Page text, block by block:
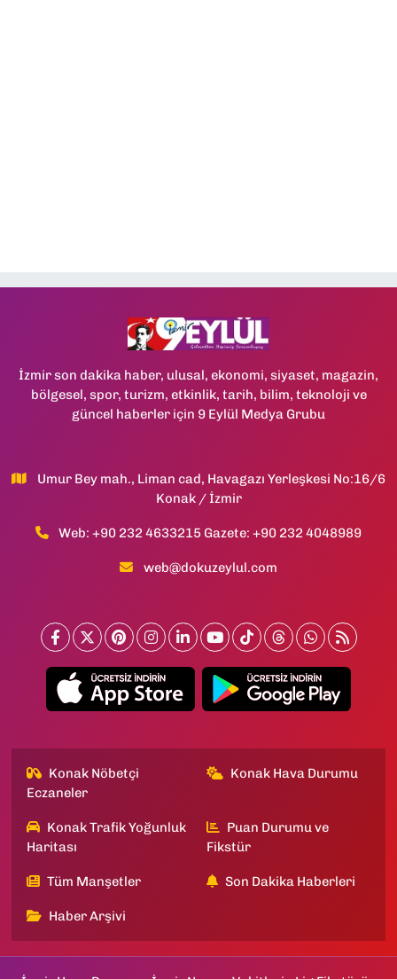
İzmir son dakika haber, ulusal, ekonomi, siyaset, magazin,
bölgesel, spor, turizm, etkinlik, tarih, bilim, teknoloji ve
güncel haberler için 9 Eylül Medya Grubu
Umur Bey mah., Liman cad, Havagazı Yerleşkesi No:16/6
Konak / İzmir
Web: +90 232 4633215 Gazete: +90 232 4048989
web@dokuzeylul.com
Konak Nöbetçi
Eczaneler
Konak Hava Durumu
Konak Trafik Yoğunluk
Haritası
Puan Durumu ve
Fikstür
Tüm Manşetler Son Dakika Haberleri
Haber Arşivi